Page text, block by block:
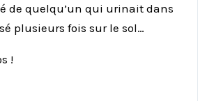
de quelqu’un qui urinait dans
plusieurs fois sur le sol…
!